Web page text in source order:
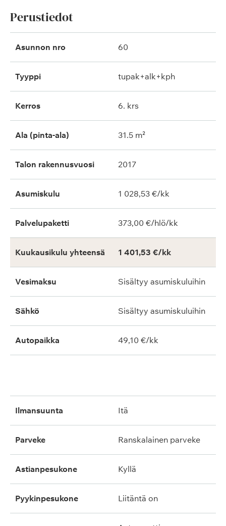
Perustiedot
Asunnon nro 60
Tyyppi tupak+alk+kph
Kerros 6. krs
Ala (pinta-ala) 31.5 m²
Talon rakennusvuosi 2017
Asumiskulu 1 028,53 €/kk
Palvelupaketti 373,00 €/hlö/kk
Kuukausikulu yhteensä 1 401,53 €/kk
Vesimaksu Sisältyy asumiskuluihin
Sähkö Sisältyy asumiskuluihin
Autopaikka 49,10 €/kk
ilmansuunta itä
parveke ranskalainen parveke
astianpesukone kyllä
pyykinpesukone liitäntä on